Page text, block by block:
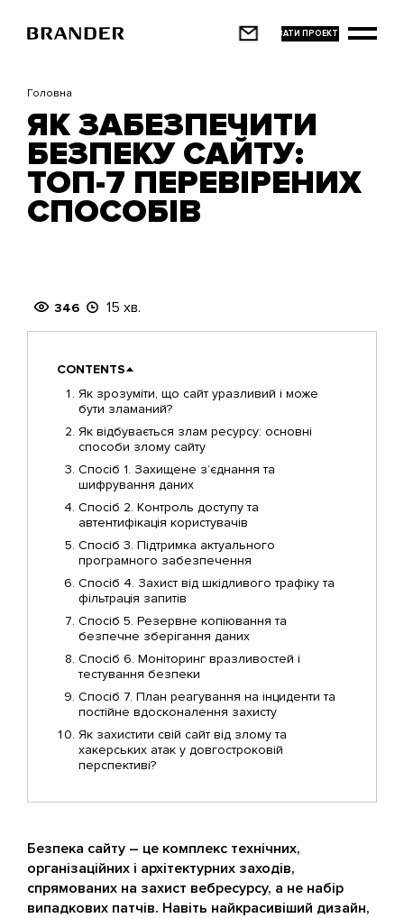
основного
Головна
ЯК ЗАБЕЗПЕЧИТИ
БЕЗПЕКУ САЙТУ:
ТОП-7 ПЕРЕВІРЕНИХ
СПОСОБІВ
346 15 хв.
CONTENTS
Як зрозуміти, що сайт уразливий і може
бути зламаний?
Як відбувається злам ресурсу: основні
способи злому сайту
Спосіб 1. Захищене з’єднання та
шифрування даних
Спосіб 2. Контроль доступу та
автентифікація користувачів
Спосіб 3. Підтримка актуального
програмного забезпечення
Спосіб 4. Захист від шкідливого трафіку та
фільтрація запитів
Спосіб 5. Резервне копіювання та
безпечне зберігання даних
Спосіб 6. Моніторинг вразливостей і
тестування безпеки
Спосіб 7. План реагування на інциденти та
постійне вдосконалення захисту
Як захистити свій сайт від злому та
хакерських атак у довгостроковій
перспективі?
Безпека сайту – це комплекс технічних,
організаційних і архітектурних заходів,
спрямованих на захист вебресурсу, а не набір
випадкових патчів. Навіть найкрасивіший дизайн,